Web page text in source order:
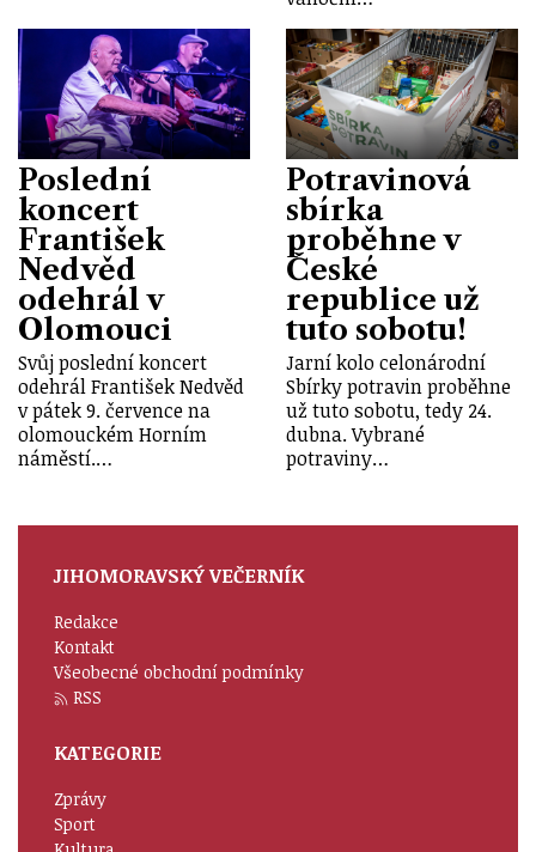
Poslední
koncert
František
Nedvěd
odehrál v
Olomouci
Svůj poslední koncert
odehrál František Nedvěd
v pátek 9. července na
olomouckém Horním
náměstí.…
Potravinová
sbírka
proběhne v
České
republice už
tuto sobotu!
Jarní kolo celonárodní
Sbírky potravin proběhne
už tuto sobotu, tedy 24.
dubna. Vybrané
potraviny…
JIHOMORAVSKÝ VEČERNÍK
Redakce
Kontakt
Všeobecné obchodní podmínky
RSS
KATEGORIE
Zprávy
Sport